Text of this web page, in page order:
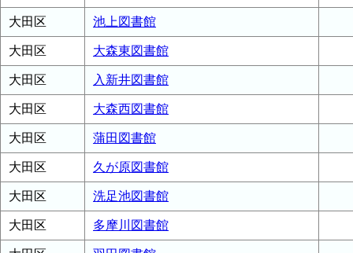
大田区 池上図書館
大田区 大森東図書館
大田区 入新井図書館
大田区 大森西図書館
大田区 蒲田図書館
大田区 久が原図書館
大田区 洗足池図書館
大田区 多摩川図書館